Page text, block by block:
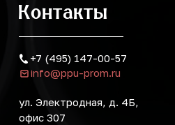
Контакты
+7 (495) 147-00-57
info@ppu-prom.ru
ул. Электродная, д. 4Б,
офис 307